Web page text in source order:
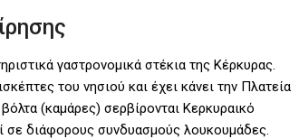
γαστρονομικά στέκια της Κέρκυρας.
του νησιού και έχει κάνει την Πλατεία
(καμάρες) σερβίρονται Κερκυραικό
σε διάφορους συνδυασμούς λουκουμάδες.